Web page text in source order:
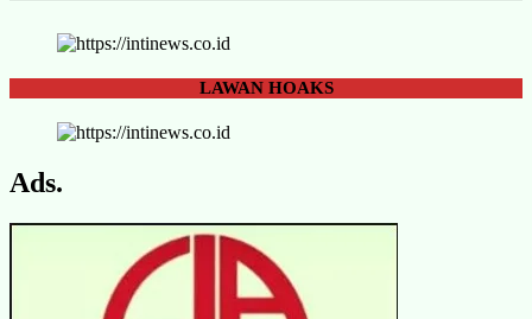
LAWANHOAKS
Ads.